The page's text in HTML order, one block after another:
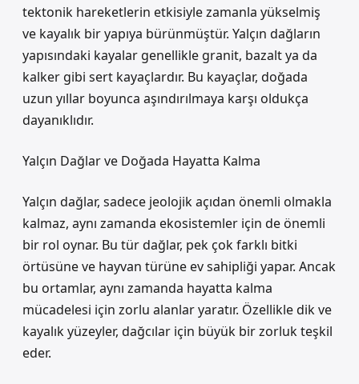
tektonik hareketlerin etkisiyle zamanla yükselmiş
ve kayalık bir yapıya bürünmüştür. Yalçın dağların
yapısındaki kayalar genellikle granit, bazalt ya da
kalker gibi sert kayaçlardır. Bu kayaçlar, doğada
uzun yıllar boyunca aşındırılmaya karşı oldukça
dayanıklıdır.
Yalçın Dağlar ve Doğada Hayatta Kalma
Yalçın dağlar, sadece jeolojik açıdan önemli olmakla
kalmaz, aynı zamanda ekosistemler için de önemli
bir rol oynar. Bu tür dağlar, pek çok farklı bitki
örtüsüne ve hayvan türüne ev sahipliği yapar. Ancak
bu ortamlar, aynı zamanda hayatta kalma
mücadelesi için zorlu alanlar yaratır. Özellikle dik ve
kayalık yüzeyler, dağcılar için büyük bir zorluk teşkil
eder.